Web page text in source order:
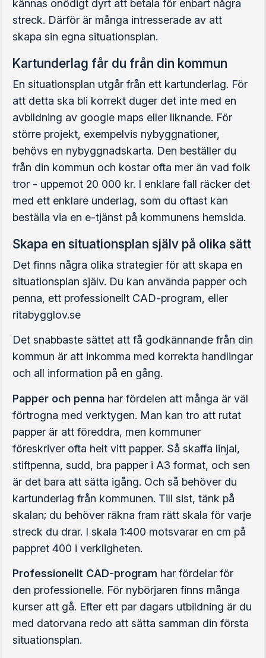
kännas onödigt dyrt att betala för enbart några
streck. Därför är många intresserade av att
skapa sin egna situationsplan.
Kartunderlag får du från din kommun
En situationsplan utgår från ett kartunderlag. För
att detta ska bli korrekt duger det inte med en
avbildning av google maps eller liknande. För
större projekt, exempelvis nybyggnationer,
behövs en nybyggnadskarta. Den beställer du
från din kommun och kostar ofta mer än vad folk
tror - uppemot 20 000 kr. I enklare fall räcker det
med ett enklare underlag, som du oftast kan
beställa via en e-tjänst på kommunens hemsida.
Skapa en situationsplan själv på olika sätt
Det finns några olika strategier för att skapa en
situationsplan själv. Du kan använda papper och
penna, ett professionellt CAD-program, eller
ritabygglov.se
Det snabbaste sättet att få godkännande från din
kommun är att inkomma med korrekta handlingar
och all information på en gång.
Papper och penna har fördelen att många är väl
förtrogna med verktygen. Man kan tro att rutat
papper är att föreddra, men kommuner
föreskriver ofta helt vitt papper. Så skaffa linjal,
stiftpenna, sudd, bra papper i A3 format, och sen
är det bara att sätta igång. Och så behöver du
kartunderlag från kommunen. Till sist, tänk på
skalan; du behöver räkna fram rätt skala för varje
streck du drar. I skala 1:400 motsvarar en cm på
pappret 400 i verkligheten.
Professionellt CAD-program har fördelar för
den professionelle. För nybörjaren finns många
kurser att gå. Efter ett par dagars utbildning är du
med datorvana redo att sätta samman din första
situationsplan.